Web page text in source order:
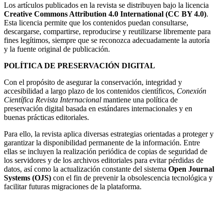
Los artículos publicados en la revista se distribuyen bajo la licencia
Creative Commons Attribution 4.0 International (CC BY 4.0).
Esta licencia permite que los contenidos puedan consultarse,
descargarse, compartirse, reproducirse y reutilizarse libremente para
fines legítimos, siempre que se reconozca adecuadamente la autoría
y la fuente original de publicación.
POLÍTICA DE PRESERVACIÓN DIGITAL
Con el propósito de asegurar la conservación, integridad y
accesibilidad a largo plazo de los contenidos científicos, Conexión
Científica Revista Internacional mantiene una política de
preservación digital basada en estándares internacionales y en
buenas prácticas editoriales.
Para ello, la revista aplica diversas estrategias orientadas a proteger y
garantizar la disponibilidad permanente de la información. Entre
ellas se incluyen la realización periódica de copias de seguridad de
los servidores y de los archivos editoriales para evitar pérdidas de
datos, así como la actualización constante del sistema Open Journal
Systems (OJS) con el fin de prevenir la obsolescencia tecnológica y
facilitar futuras migraciones de la plataforma.